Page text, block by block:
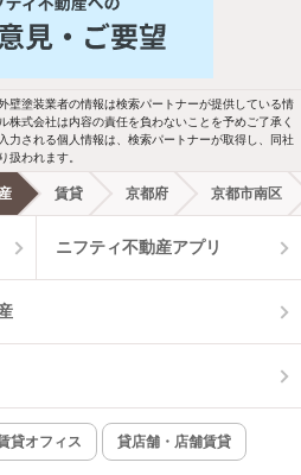
2階以上
ペット相談
独立洗面台
都市ガス
オートロック
インターネット無料
壁塗装業者の情報は検索パートナーが提供している情
株式会社は内容の責任を負わないことを予めご了承く
力される個人情報は、検索パートナーが取得し、同社
扱われます。
賃貸 京都府 京都市南区
ニフティ不動産アプリ
貸オフィス 貸店舗・店舗賃貸